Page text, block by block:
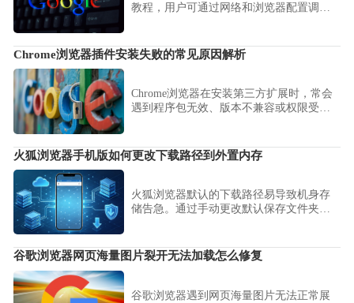
教程，用户可通过网络和浏览器配置调
Chrome浏览器插件安装失败的常见原因解析
Chrome浏览器在安装第三方扩展时，常会
遇到程序包无效、版本不兼容或权限受限
复方案，帮助用户扫平扩展安装路径上的
各种障碍，确保每一款生产力工具都能完
火狐浏览器手机版如何更改下载路径到外置内存
火狐浏览器默认的下载路径易导致机身存
储告急。通过手动更改默认保存文件夹至
效。
谷歌浏览器网页海量图片裂开无法加载怎么修复
谷歌浏览器遇到网页海量图片无法正常展